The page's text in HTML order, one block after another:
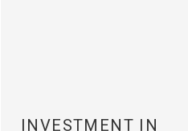
INVESTMENT IN